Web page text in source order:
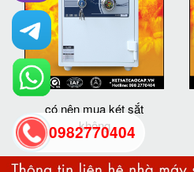
có nên mua két sắt
không
0982770404